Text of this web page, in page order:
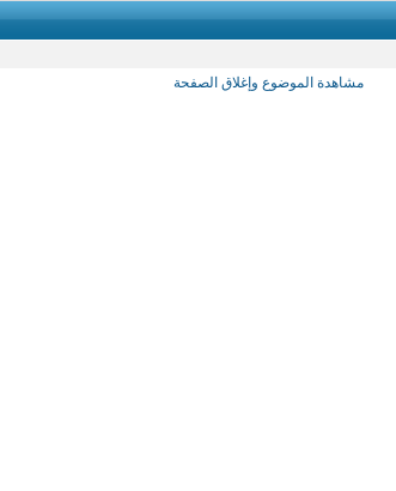
مشاهدة الموضوع وإغلاق الصفحة